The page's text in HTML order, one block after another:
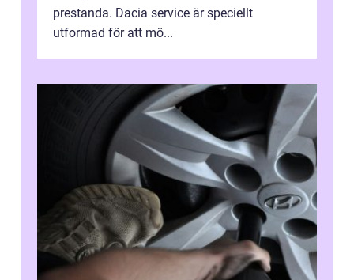
prestanda. Dacia service är speciellt
utformad för att mö...